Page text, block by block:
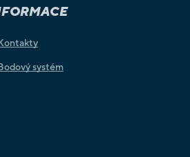
systém